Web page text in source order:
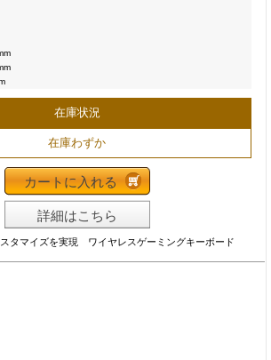
在庫状況
在庫わずか
カートに入れる
詳細はこちら
タマイズを実現 ワイヤレスゲーミングキーボード